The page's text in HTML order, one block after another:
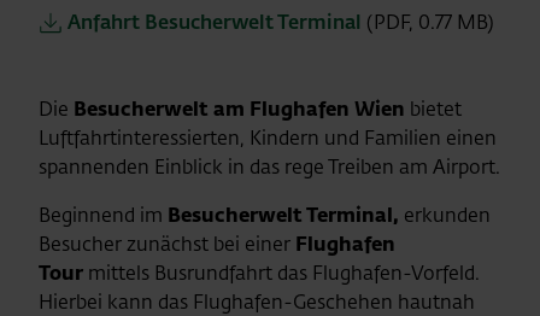
Anfahrt Besucherwelt Terminal (PDF, 0.77 MB)
Die Besucherwelt am Flughafen Wien bietet
Luftfahrtinteressierten, Kindern und Familien einen
spannenden Einblick in das rege Treiben am Airport.
Beginnend im Besucherwelt Terminal, erkunden
Besucher zunächst bei einer Flughafen
Tour mittels Busrundfahrt das Flughafen-Vorfeld.
Hierbei kann das Flughafen-Geschehen hautnah